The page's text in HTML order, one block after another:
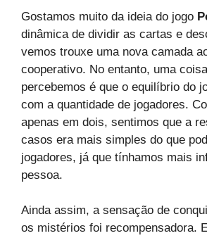
Gostamos muito da ideia do jogo
dinâmica de dividir as cartas e
vemos trouxe uma nova camada
cooperativo. No entanto, uma
percebemos é que o equilíbrio do
com a quantidade de jogadores.
apenas em dois, sentimos que a
casos era mais simples do que
jogadores, já que tínhamos mais
pessoa.
Ainda assim, a sensação de
os mistérios foi recompensadora.